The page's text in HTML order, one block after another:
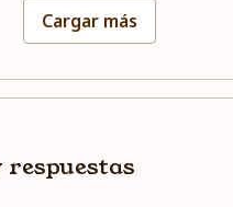
Cargar más